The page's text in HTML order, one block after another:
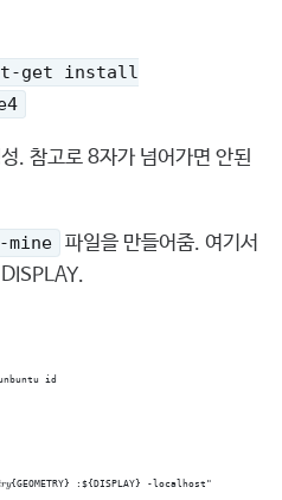
get install
. 참고로 8자가 넘어가면 안된
파일을 만들어줌. 여기서
id
ry{GEOMETRY} :${DISPLAY} -localhost"